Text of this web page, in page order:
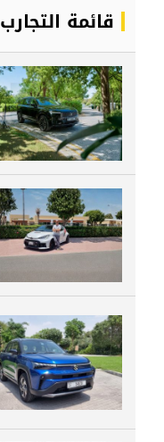
قائمة التجارب